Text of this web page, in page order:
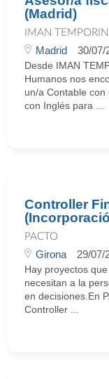
(Madrid)
IMAN
Madrid 30/07/
Desde IMAN
Humanos nos
un/a Contable
con Inglés para ...
Controller
PACTO
Girona 29/07/
Hay proyectos
necesitan a la
en decisiones.En
Controller ...